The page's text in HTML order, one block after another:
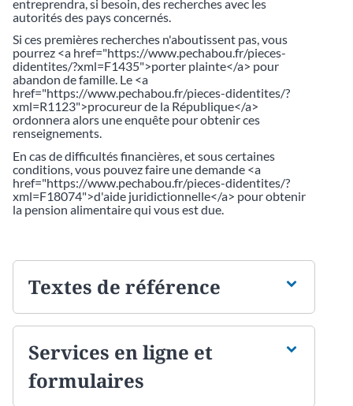
entreprendra, si besoin, des recherches avec les
autorités des pays concernés.
Si ces premières recherches n'aboutissent pas, vous
pourrez <a href="https://www.pechabou.fr/pieces-
didentites/?xml=F1435">porter plainte</a> pour
abandon de famille. Le <a
href="https://www.pechabou.fr/pieces-didentites/?
xml=R1123">procureur de la République</a>
ordonnera alors une enquête pour obtenir ces
renseignements.
En cas de difficultés financières, et sous certaines
conditions, vous pouvez faire une demande <a
href="https://www.pechabou.fr/pieces-didentites/?
xml=F18074">d'aide juridictionnelle</a> pour obtenir
la pension alimentaire qui vous est due.
Textes de référence
Services en ligne et
formulaires